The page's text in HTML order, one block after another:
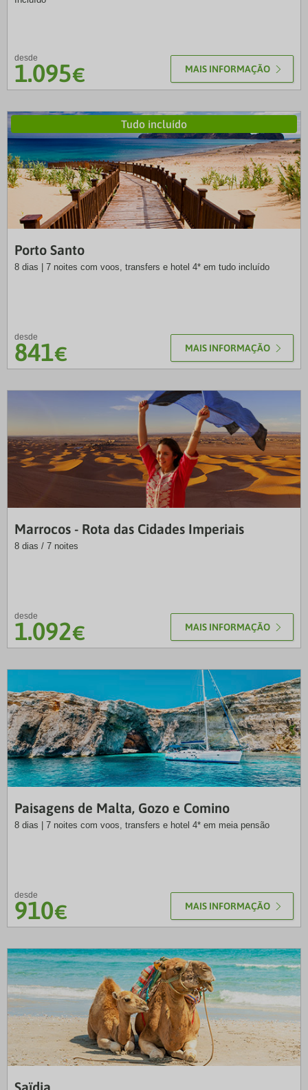
desde
1.095€ MAIS INFORMAÇÃO
Tudo incluído
Porto Santo
8 dias | 7 noites com voos, transfers e hotel 4* em tudo incluído
desde
841€ MAIS INFORMAÇÃO
Marrocos - Rota das Cidades Imperiais
8 dias / 7 noites
desde
1.092€ MAIS INFORMAÇÃO
Paisagens de Malta, Gozo e Comino
8 dias | 7 noites com voos, transfers e hotel 4* em meia pensão
desde
910€ MAIS INFORMAÇÃO